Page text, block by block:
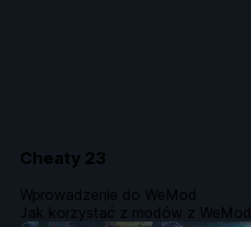
Cheaty 23
Wprowadzenie do WeMod
Jak korzystać z modów z WeMod